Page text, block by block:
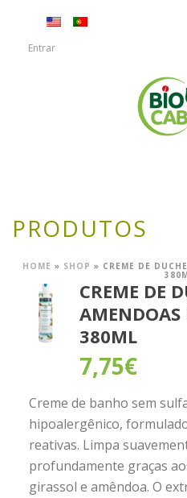
Entrar
PRODUTOS
HOME » SHOP » CREME DE
CREME DE
AMENDOAS
380ML
7,75€
Creme de banho sem
hipoalergênico,
reativas. Limpa
profundamente graças
girassol e amêndoa. O